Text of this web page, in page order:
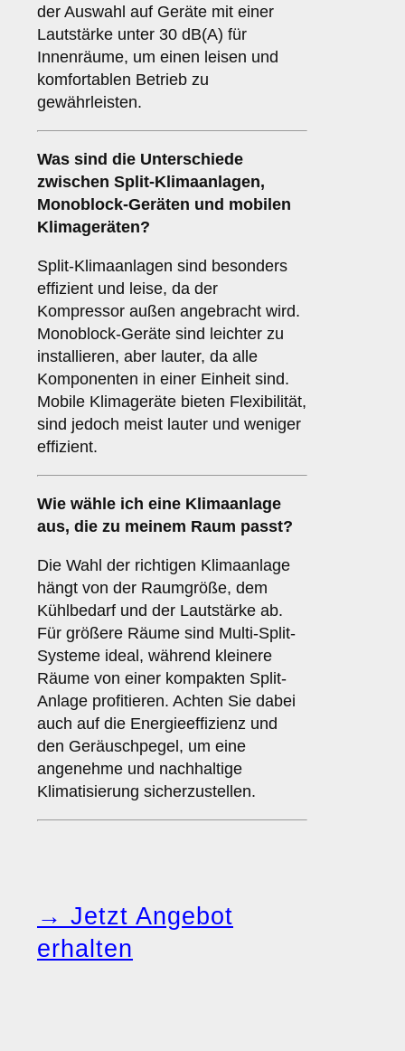
der Auswahl auf Geräte mit einer
Lautstärke unter 30 dB(A) für
Innenräume, um einen leisen und
komfortablen Betrieb zu
gewährleisten.
Was sind die Unterschiede
zwischen Split-Klimaanlagen,
Monoblock-Geräten und mobilen
Klimageräten?
Split-Klimaanlagen sind besonders
effizient und leise, da der
Kompressor außen angebracht wird.
Monoblock-Geräte sind leichter zu
installieren, aber lauter, da alle
Komponenten in einer Einheit sind.
Mobile Klimageräte bieten Flexibilität,
sind jedoch meist lauter und weniger
effizient.
Wie wähle ich eine Klimaanlage
aus, die zu meinem Raum passt?
Die Wahl der richtigen Klimaanlage
hängt von der Raumgröße, dem
Kühlbedarf und der Lautstärke ab.
Für größere Räume sind Multi-Split-
Systeme ideal, während kleinere
Räume von einer kompakten Split-
Anlage profitieren. Achten Sie dabei
auch auf die Energieeffizienz und
den Geräuschpegel, um eine
angenehme und nachhaltige
Klimatisierung sicherzustellen.
→ Jetzt Angebot
erhalten